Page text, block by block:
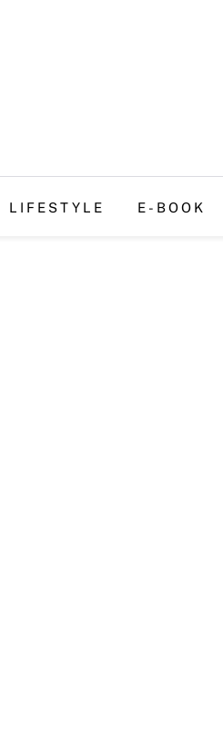
LIFESTYLE E-BOOK